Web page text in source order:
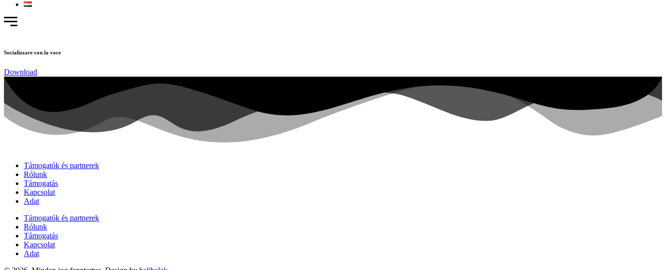
Socializzare con la voce
Download
Támogatók és partnerek
Rólunk
Támogatás
Kapcsolat
Adat
Támogatók és partnerek
Rólunk
Támogatás
Kapcsolat
Adat